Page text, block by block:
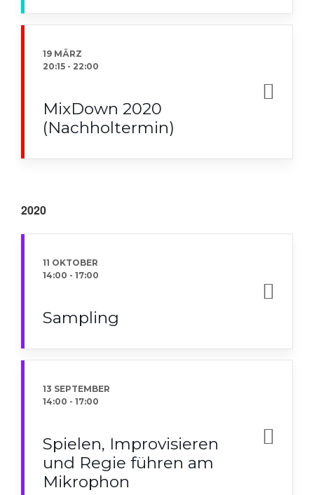
19 MÄRZ
20:15 - 22:00
MixDown 2020
(Nachholtermin)
2020
11 OKTOBER
14:00 - 17:00
Sampling
13 SEPTEMBER
14:00 - 17:00
Spielen, Improvisieren
und Regie führen am
Mikrophon